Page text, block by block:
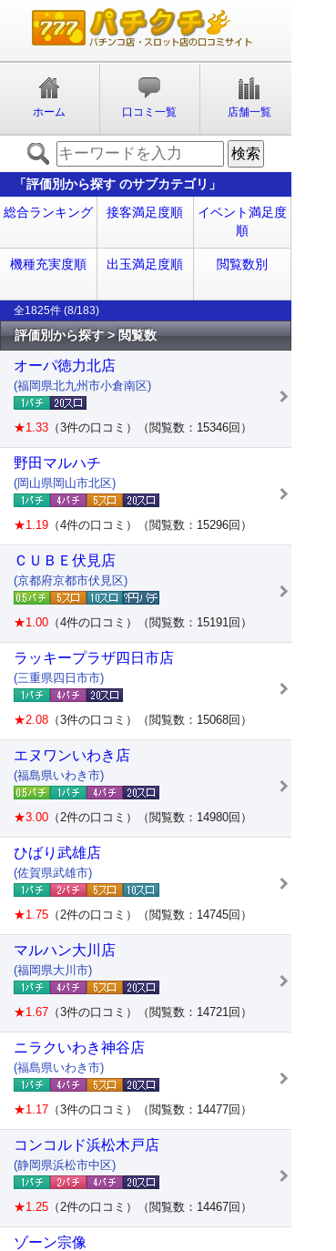
ホーム 口コミ一覧 店舗一覧
「評価別から探す のサブカテゴリ」
総合ランキング 接客満足度順
イベント満足度
順
機種充実度順 出玉満足度順 閲覧数別
全1825件 (8/183)
評価別から探す > 閲覧数
オーパ徳力北店
(福岡県北九州市小倉南区)
★1.33 （3件の口コミ）（閲覧数：15346回）
野田マルハチ
(岡山県岡山市北区)
★1.19 （4件の口コミ）（閲覧数：15296回）
ＣＵＢＥ伏見店
(京都府京都市伏見区)
★1.00 （4件の口コミ）（閲覧数：15191回）
ラッキープラザ四日市店
(三重県四日市市)
★2.08 （3件の口コミ）（閲覧数：15068回）
エヌワンいわき店
(福島県いわき市)
★3.00 （2件の口コミ）（閲覧数：14980回）
ひばり武雄店
(佐賀県武雄市)
★1.75 （2件の口コミ）（閲覧数：14745回）
マルハン大川店
(福岡県大川市)
★1.67 （3件の口コミ）（閲覧数：14721回）
ニラクいわき神谷店
(福島県いわき市)
★1.17 （3件の口コミ）（閲覧数：14477回）
コンコルド浜松木戸店
(静岡県浜松市中区)
★1.25 （2件の口コミ）（閲覧数：14467回）
ゾーン宗像